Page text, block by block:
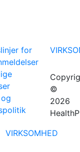
for
©
2026
VIRKSOMHED